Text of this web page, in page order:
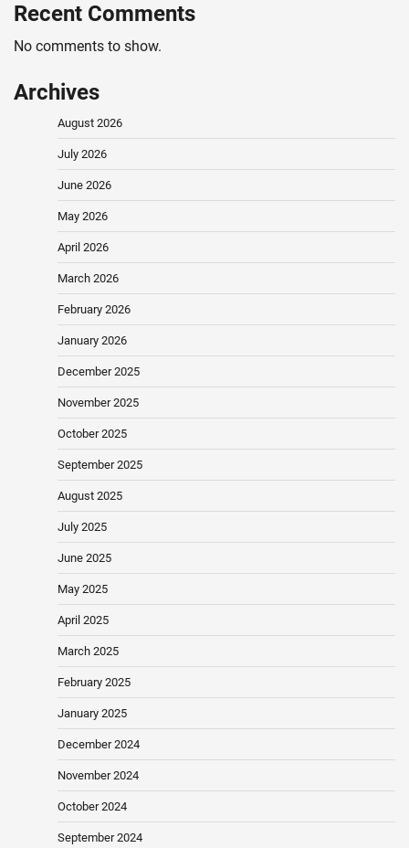
Recent Comments
No comments to show.
Archives
August 2026
July 2026
June 2026
May 2026
April 2026
March 2026
February 2026
January 2026
December 2025
November 2025
October 2025
September 2025
August 2025
July 2025
June 2025
May 2025
April 2025
March 2025
February 2025
January 2025
December 2024
November 2024
October 2024
September 2024